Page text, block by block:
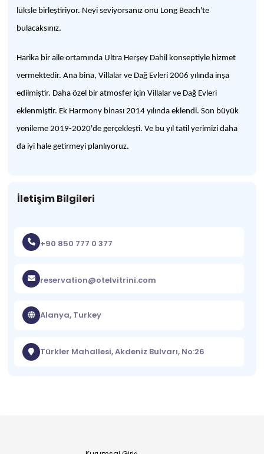
lüksle birleştiriyor. Neyi seviyorsanız onu Long Beach'te
bulacaksınız.
Harika bir aile ortamında Ultra Herşey Dahil konseptiyle hizmet
vermektedir. Ana bina, Villalar ve Dağ Evleri 2006 yılında inşa
edilmiştir. Daha özel bir atmosfer için Villalar ve Dağ Evleri
eklenmiştir. Ek Harmony binası 2014 yılında eklendi. Son büyük
yenileme 2019-2020'de gerçekleşti. Ve bu yıl tatil yerimizi daha
da iyi hale getirmeyi planlıyoruz.
İletişim Bilgileri
+90 850 777 0 377
reservation@otelvitrini.com
Alanya, Turkey
Türkler Mahallesi, Akdeniz Bulvarı, No:26